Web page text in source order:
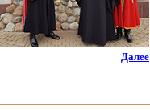
Далее